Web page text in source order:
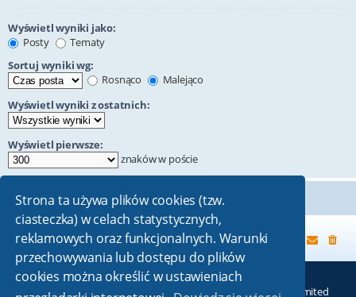
Strona ta używa plików cookies (tzw.
ciasteczka) w celach statystycznych,
reklamowych oraz funkcjonalnych. Warunki
przechowywania lub dostępu do plików
cookies można określić w ustawieniach
Wyświetl wyniki jako:
Posty
Tematy
Sortuj wyniki wg:
Rosnąco
Malejąco
Wyświetl wyniki z ostatnich:
Wyświetl pierwsze:
znaków w poście
Strona główna
Technologię dostarcza phpBB® Forum Software © phpBB Limited